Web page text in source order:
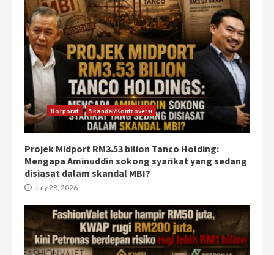
Korporat Skandal/Kontroversi
Projek Midport RM3.53 bilion Tanco Holding:
Mengapa Aminuddin sokong syarikat yang sedang
disiasat dalam skandal MBI?
July 28, 2026